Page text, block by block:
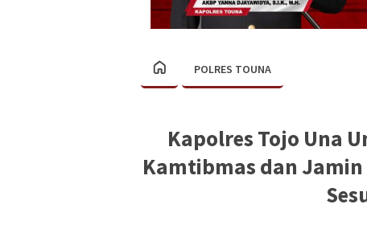
POLRES TOUNA
Kapolres Tojo Una
Kamtibmas dan